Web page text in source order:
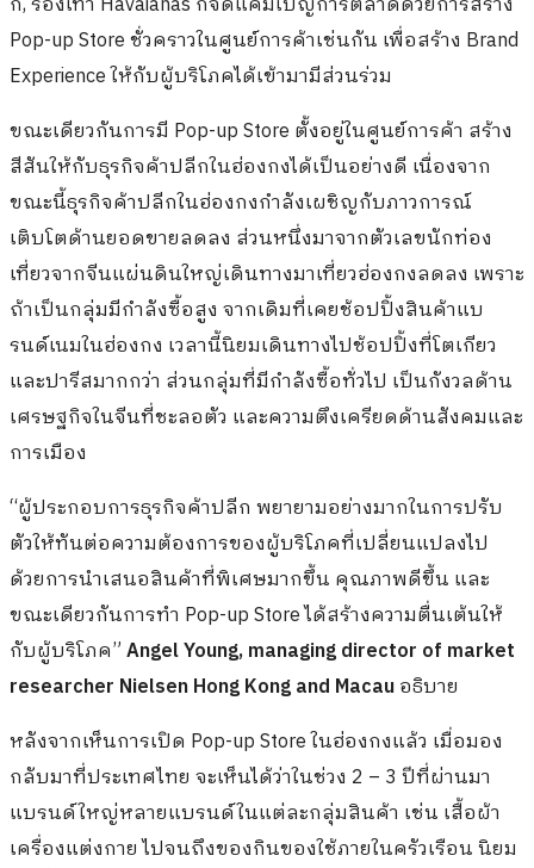
Pop-up Store ชั่วคราวในศูนย์การค้าเช่นกัน เพื่อสร้าง Brand
Experience ให้กับผู้บริโภคได้เข้ามามีส่วนร่วม
ขณะเดียวกันการมี Pop-up Store ตั้งอยู่ในศูนย์การค้า สร้าง
สีสันให้กับธุรกิจค้าปลีกในฮ่องกงได้เป็นอย่างดี เนื่องจาก
ขณะนี้ธุรกิจค้าปลีกในฮ่องกงกำลังเผชิญกับภาวการณ์
เติบโตด้านยอดขายลดลง ส่วนหนึ่งมาจากตัวเลขนักท่อง
เที่ยวจากจีนแผ่นดินใหญ่เดินทางมาเที่ยวฮ่องกงลดลง เพราะ
ถ้าเป็นกลุ่มมีกำลังซื้อสูง จากเดิมที่เคยช้อปปิ้งสินค้าแบ
รนด์เนมในฮ่องกง เวลานี้นิยมเดินทางไปช้อปปิ้งที่โตเกียว
และปารีสมากกว่า ส่วนกลุ่มที่มีกำลังซื้อทั่วไป เป็นกังวลด้าน
เศรษฐกิจในจีนที่ชะลอตัว และความตึงเครียดด้านสังคมและ
การเมือง
“ผู้ประกอบการธุรกิจค้าปลีก พยายามอย่างมากในการปรับ
ตัวให้ทันต่อความต้องการของผู้บริโภคที่เปลี่ยนแปลงไป
ด้วยการนำเสนอสินค้าที่พิเศษมากขึ้น คุณภาพดีขึ้น และ
ขณะเดียวกันการทำ Pop-up Store ได้สร้างความตื่นเต้นให้
กับผู้บริโภค”Angel Young, managing director of market
researcher Nielsen Hong Kong and Macauอธิบาย
หลังจากเห็นการเปิด Pop-up Store ในฮ่องกงแล้ว เมื่อมอง
กลับมาที่ประเทศไทย จะเห็นได้ว่าในช่วง 2 – 3 ปีที่ผ่านมา
แบรนด์ใหญ่หลายแบรนด์ในแต่ละกลุ่มสินค้า เช่น เสื้อผ้า
เครื่องแต่งกาย ไปจนถึงของกินของใช้ภายในครัวเรือน นิยม